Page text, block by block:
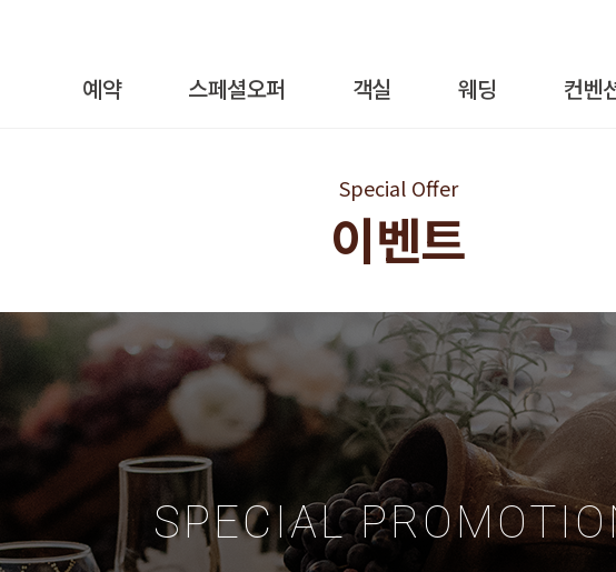
예약 스페셜오퍼 객실 웨딩 컨벤
Special Offer
이벤트
SPECIAL